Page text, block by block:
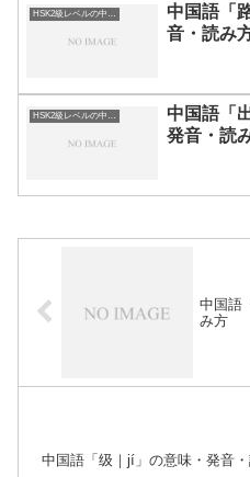
中国語「
音・読み
中国語「
発音・読
中国語
み方
中国語「级｜jí」の意味・発音